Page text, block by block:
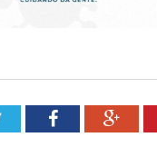
TwitterFacebook